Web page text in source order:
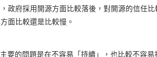
政府採用開源方面比較落後，對開源的信任比
面比較還是比較慢。
要的問題是在不容易「持續」，也比較不容易